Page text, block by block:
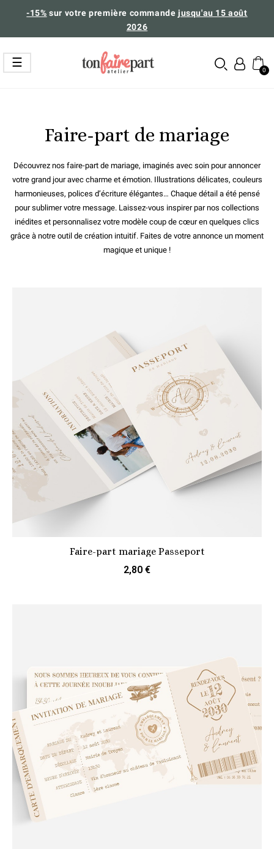
-15% sur votre première commandejusqu'au 15 août
2026
Basculer
la
navigation
☰
Faire-part de mariage
Découvrez nos faire-part de mariage, imaginés avec soin pour annoncer
votre grand jour avec charme et émotion. Illustrations délicates, couleurs
harmonieuses, polices d’écriture élégantes… Chaque détail a été pensé
pour sublimer votre message. Laissez-vous inspirer par nos collections
inédites et personnalisez votre modèle coup de cœur en quelques clics
grâce à notre outil de création intuitif. Faites de votre annonce un moment
magique et unique !
Faire-part mariage Passeport
2,80 €